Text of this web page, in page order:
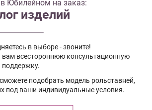
Юбилейном на заказ:
изделий
в выборе - звоните!
всестороннюю консультационную
поддержку.
подобрать модель рольставней,
под ваши индивидуальные условия.